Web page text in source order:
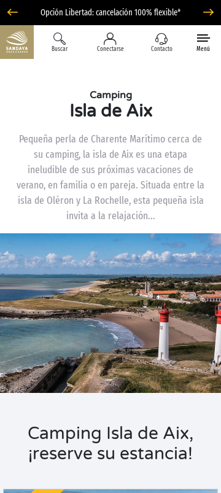
Opción Libertad: cancelación 100% flexible*
Buscar Conectarse Contacto Menú
Camping
Isla de Aix
Pequeña perla de Charente Marítimo cerca de
su camping, la isla de Aix es una etapa
ineludible de sus próximas vacaciones de
verano, en familia o en pareja. Situada entre la
isla de Oléron y La Rochelle, esta pequeña isla
invita a la relajación...
Camping Isla de Aix,
¡reserve su estancia!